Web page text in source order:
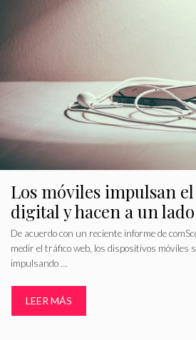
Los móviles impulsan
digital y hacen a un
De acuerdo con un reciente informe de
medir el tráfico web, los dispositivos móviles
impulsando …
LEER MÁS